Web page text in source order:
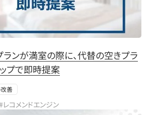
ンが満室の際に、代替の空きプラ
プで即時提案
善
レコメンドエンジン